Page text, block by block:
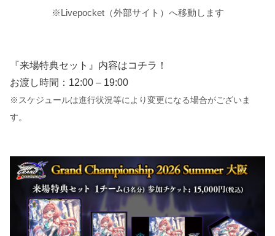
※Livepocket（外部サイト）へ移動します
『来場特典セット』内容はコチラ！
お渡し時間：12:00 – 19:00
※スケジュールは進行状況等により変更になる場合がございま
す。